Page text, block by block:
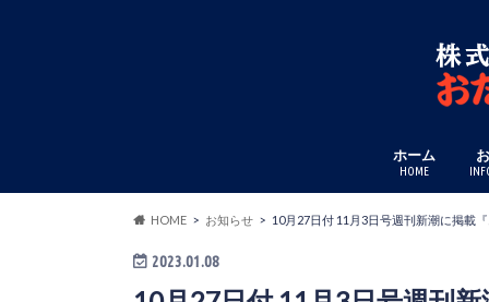
ホーム
HOME
HOME お知らせ 10月27日付 11月3日号週刊新潮に掲載
2023.01.08